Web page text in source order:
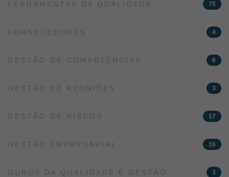
FERRAMENTAS DA QUALIDADE 75
FORNECEDORES 4
GESTÃO DE COMPETÊNCIAS 6
GESTÃO DE REUNIÕES 3
GESTÃO DE RISCOS 17
GESTÃO EMPRESARIAL 16
GURUS DA QUALIDADE E GESTÃO 3